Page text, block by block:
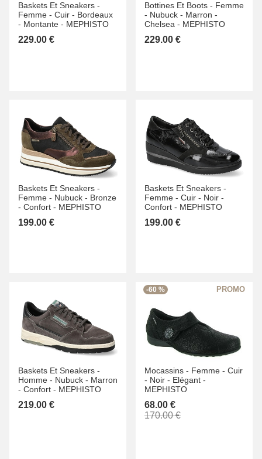
Baskets Et Sneakers -
Femme - Cuir - Bordeaux
- Montante - MEPHISTO
229.00 €
Bottines Et Boots - Femme
- Nubuck - Marron -
Chelsea - MEPHISTO
229.00 €
Baskets Et Sneakers -
Femme - Nubuck - Bronze
- Confort - MEPHISTO
199.00 €
Baskets Et Sneakers -
Femme - Cuir - Noir -
Confort - MEPHISTO
199.00 €
Baskets Et Sneakers -
Homme - Nubuck - Marron
- Confort - MEPHISTO
219.00 €
-60 %
Mocassins - Femme - Cuir
- Noir - Elégant -
MEPHISTO
68.00 €
170.00 €